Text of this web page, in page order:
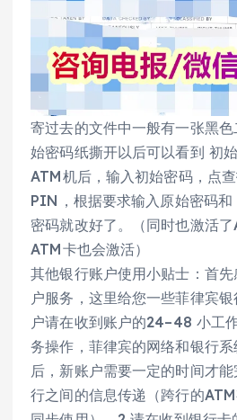
寄过去的文件中一般有一张黑
始密码纸撕开以后可以看到 初
ATM机后，输入初始密码，点
PIN，根据要求输入原始密码
密码就改好了。（同时也激活
ATM卡也会激活）
其他银行账户使用小贴士：首
户服务，这里给您一些菲律宾
户请在收到账户的24–48 小工
务操作，菲律宾的网络和银行
后，新账户需要一定的时间才
行之间的信息传递（跨行的